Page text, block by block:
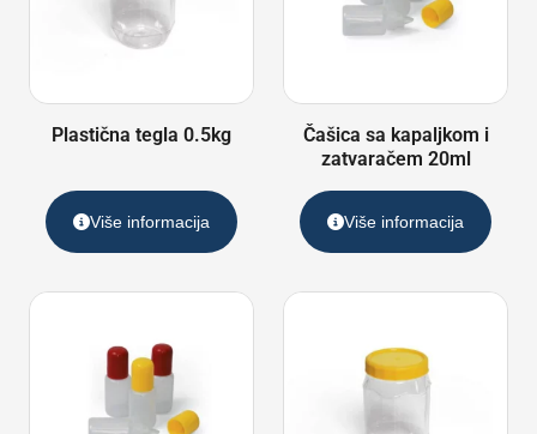
Plastična tegla 0.5kg
Više informacija
Čašica sa kapaljkom i
zatvaračem 20ml
Više informacija